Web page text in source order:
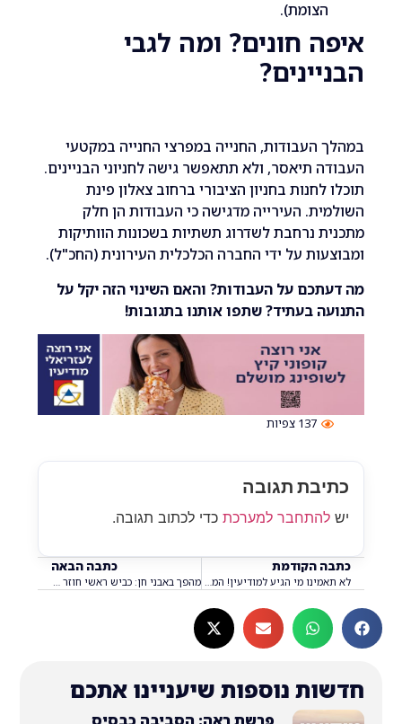
חונים? ומה לגבי
העבודות, החנייה במפרצי החנייה במקטעי
תיאסר, ולא תתאפשר גישה לחניוני הבניינים.
בחניון הציבורי ברחוב צאלון פינת
העירייה מדגישה כי העבודות הן חלק
נרחבת לשדרוג תשתיות בשכונות הוותיקות
על ידי החברה הכלכלית העירונית (החכ"ל).
על העבודות? והאם השינוי הזה יקל על
בעתיד? שתפו אותנו בתגובות!
תגובה
למערכתכדי לכתוב תגובה.
הקודמת
לא תאמינו מי הגיע למודיעין! המסיבה הסודית של כוכב ערוץ 14 שנחשפה בפטריקס מהפך באבני חן: כביש ראשי חוזר להיות דו-סטרי. מי מרוויח ומי יפסיד?
נוספות שיעניינו אתכם